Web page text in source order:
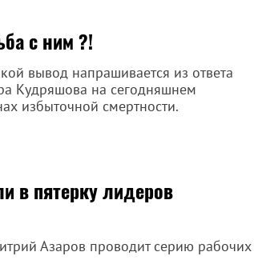
с ним ?!
вывод напрашивается из ответа
Кудряшова на сегодняшнем
избыточной смертности.
в пятерку лидеров
Азаров проводит серию рабочих